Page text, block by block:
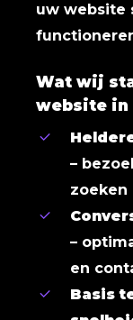
uw website
Wat wij
website in
–
zoeken
–
en
Basis